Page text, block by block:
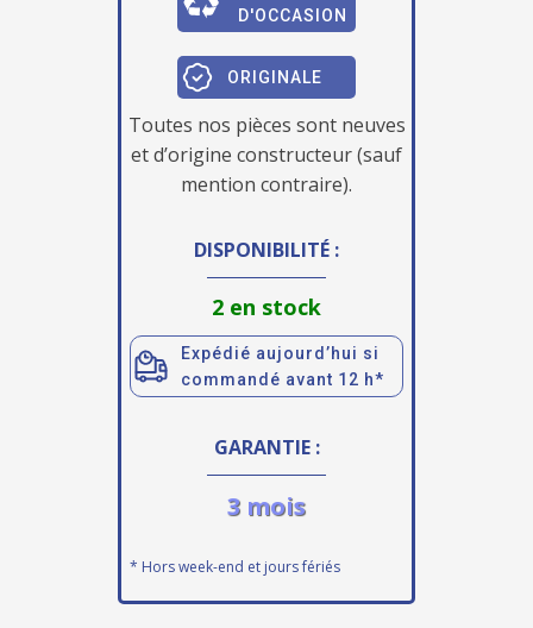
D'OCCASION
ORIGINALE
Toutes nos pièces sont neuves
et d’origine constructeur (sauf
mention contraire).
DISPONIBILITÉ :
2 en stock
Expédié aujourd’hui si
commandé avant 12 h*
GARANTIE :
3 mois
* Hors week-end et jours fériés